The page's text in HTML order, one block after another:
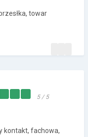
towar
5 / 5
kontakt, fachowa,